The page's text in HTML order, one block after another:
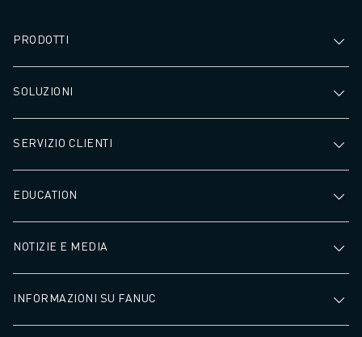
PRODOTTI
SOLUZIONI
SERVIZIO CLIENTI
EDUCATION
NOTIZIE E MEDIA
INFORMAZIONI SU FANUC